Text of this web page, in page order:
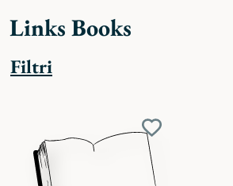
Links Books
Filtri
Aggiungi
ai
preferiti